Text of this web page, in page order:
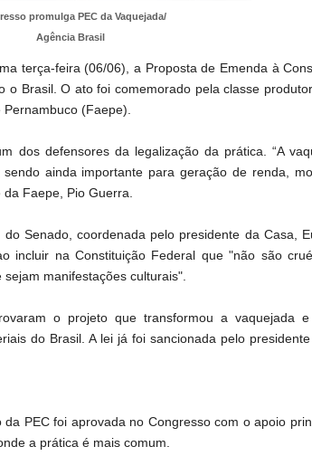
promulga PEC da Vaquejada/
Agência Brasil
terça-feira (06/06), a Proposta de Emenda à
o Brasil. O ato foi comemorado pela classe
(Faepe).
dos defensores da legalização da prática. “A
ainda importante para geração de renda,
Faepe, Pio Guerra.
Senado, coordenada pelo presidente da Casa,
incluir na Constituição Federal que "não são
manifestações culturais".
o projeto que transformou a vaquejada
do Brasil. A lei já foi sancionada pelo
PEC foi aprovada no Congresso com o apoio
a prática é mais comum.